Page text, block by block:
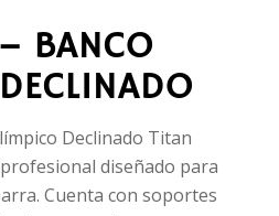
BANCO
Declinado Titan
diseñado para
Cuenta con soportes